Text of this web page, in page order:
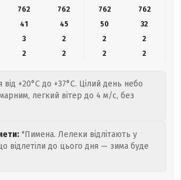
762
762 762 762
41
45 50 32
3
2 2
2
2
2 2 2
від +20°C до +37°C. Цілий день небо
легкий вітер до 4 м/с, без
"Пимена. Лелеки відлітають у
відлетіли до цього дня — зима буде